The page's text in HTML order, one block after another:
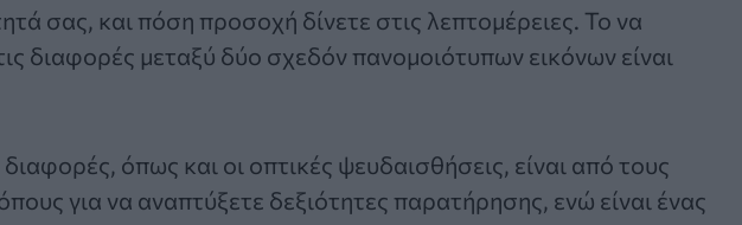
σας, και πόση προσοχή δίνετε στις λεπτομέρειες. Το να
διαφορές μεταξύ δύο σχεδόν πανομοιότυπων εικόνων είναι
διαφορές, όπως και οι οπτικές ψευδαισθήσεις, είναι από τους
για να αναπτύξετε δεξιότητες παρατήρησης, ενώ είναι ένας